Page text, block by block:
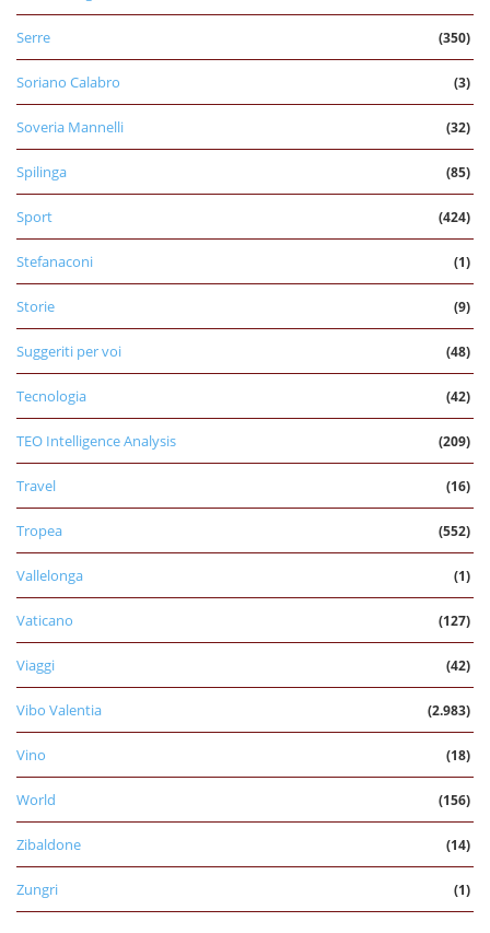
Serre (350)
Soriano Calabro (3)
Soveria Mannelli (32)
Spilinga (85)
Sport (424)
Stefanaconi (1)
Storie (9)
Suggeriti per voi (48)
Tecnologia (42)
TEO Intelligence Analysis (209)
Travel (16)
Tropea (552)
Vallelonga (1)
Vaticano (127)
Viaggi (42)
Vibo Valentia (2.983)
Vino (18)
World (156)
Zibaldone (14)
Zungri (1)